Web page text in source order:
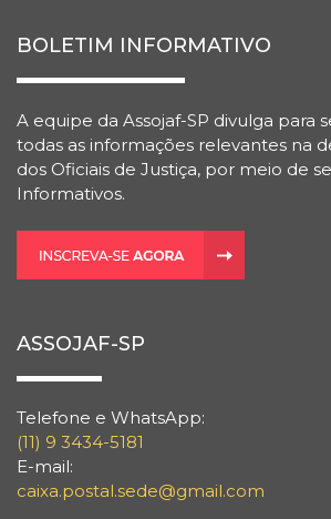
BOLETIM INFORMATIVO
A equipe da Assojaf-SP divulga para
todas as informações relevantes na
dos Oficiais de Justiça, por meio de
Informativos.
ASSOJAF-SP
Telefone e WhatsApp:
(11) 9 3434-5181
E-mail:
caixa.postal.sede@gmail.com